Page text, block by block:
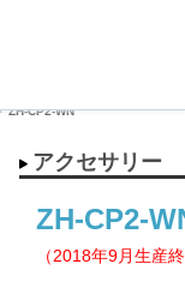
ZH-CP2-WN
アクセサリー
ZH-CP2-
（2018年9月生産